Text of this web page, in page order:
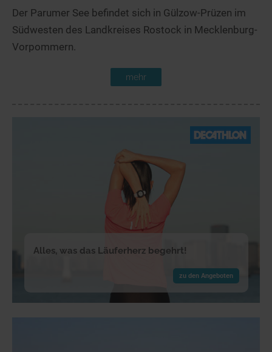
Der Parumer See befindet sich in Gülzow-Prüzen im
Südwesten des Landkreises Rostock in Mecklenburg-
Vorpommern.
mehr
Alles, was das Läuferherz begehrt!
zu den Angeboten